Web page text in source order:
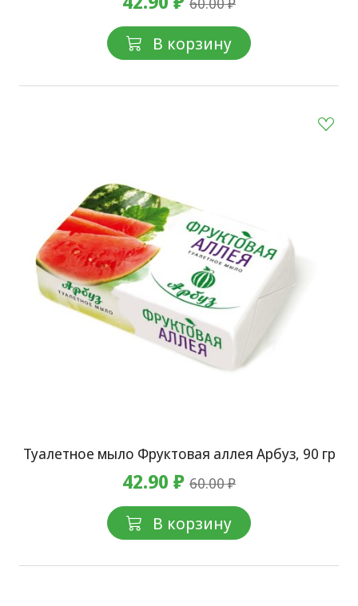
В корзину
Туалетное мыло Фруктовая аллея Арбуз, 90 гр
42.90 ₽ 60.00 ₽
В корзину